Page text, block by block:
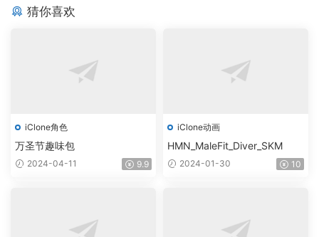
猜你喜欢
iClone角色
万圣节趣味包
2024-04-11 9.9
iClone动画
HMN_MaleFit_Diver_SKM
2024-01-30 10